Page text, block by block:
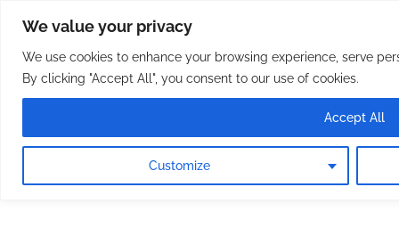
We value your privacy
We use cookies to enhance your browsing experience, serve
By clicking "Accept All", you consent to our use of cookies.
Customize
Accept All
content
Osterreichische Pfarreie